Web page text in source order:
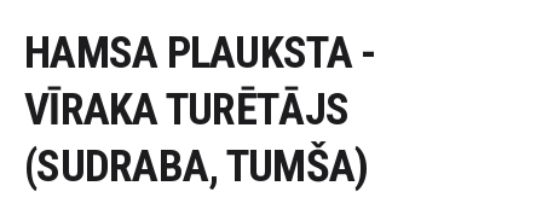
HAMSA PLAUKSTA -
VĪRAKA TURĒTĀJS
(SUDRABA, TUMŠA)